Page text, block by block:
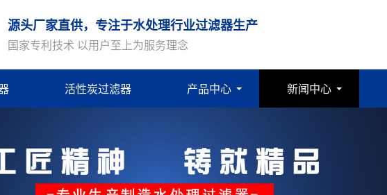
源头厂家直供，专注于水处理行业过滤器生产
国家专利技术 以用户至上为服务理念
活性炭过滤器 产品中心 新闻中心